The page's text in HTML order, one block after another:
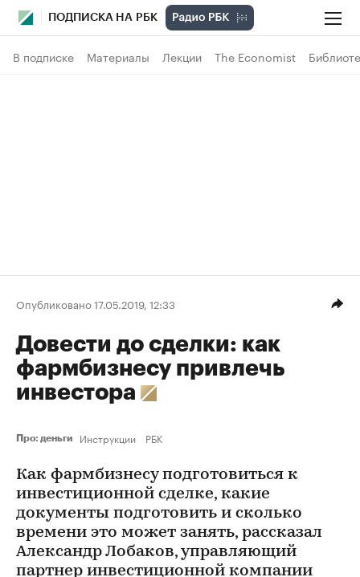
ПОДПИСКА НА РБК
В подписке Материалы Лекции The Economist
Опубликовано 17.05.2019, 12:33
Довести до сделки: как
фармбизнесу привлечь
инвестора
Про: деньги Инструкции РБК
Как фармбизнесу подготовиться к
инвестиционной сделке, какие
документы подготовить и сколько
времени это может занять, рассказал
Александр Лобаков, управляющий
партнер инвестиционной компании